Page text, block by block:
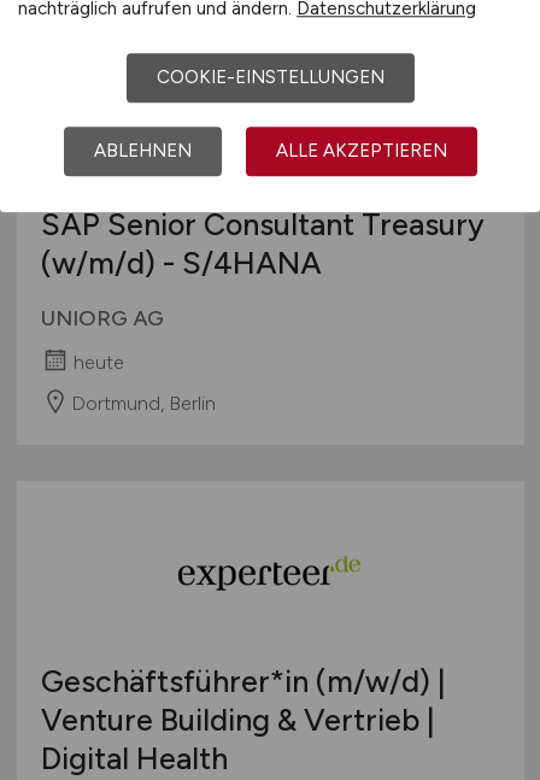
SAP Senior Consultant Treasury
(w/m/d) - S/4HANA
UNIORG AG
heute
Dortmund, Berlin
Geschäftsführer*in (m/w/d) |
Venture Building & Vertrieb |
Digital Health
nachträglich aufrufen und ändern. Datenschutzerklärung
COOKIE-EINSTELLUNGEN
ABLEHNEN ALLE AKZEPTIEREN